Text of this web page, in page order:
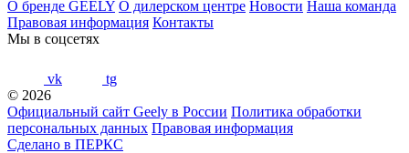
О бренде GEELY О дилерском центре Новости Наша команда
Правовая информация Контакты
Мы в соцсетях
vk
tg
© 2026
Официальный сайт Geely в России Политика обработки
персональных данных Правовая информация
Сделано в ПЕРКС